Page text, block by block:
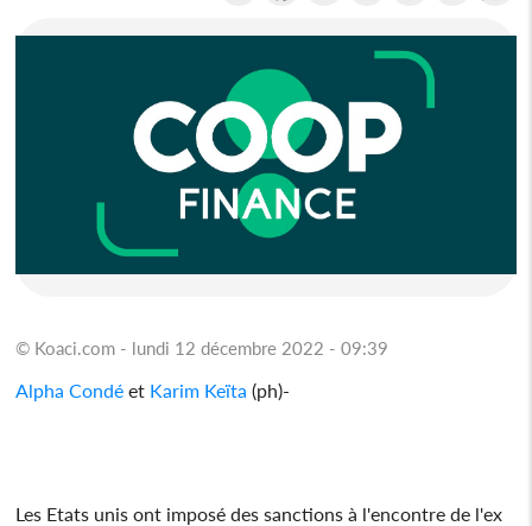
© Koaci.com - lundi 12 décembre 2022 - 09:39
Alpha Condé et Karim Keïta (ph)-
Les Etats unis ont imposé des sanctions à l'encontre de l'ex